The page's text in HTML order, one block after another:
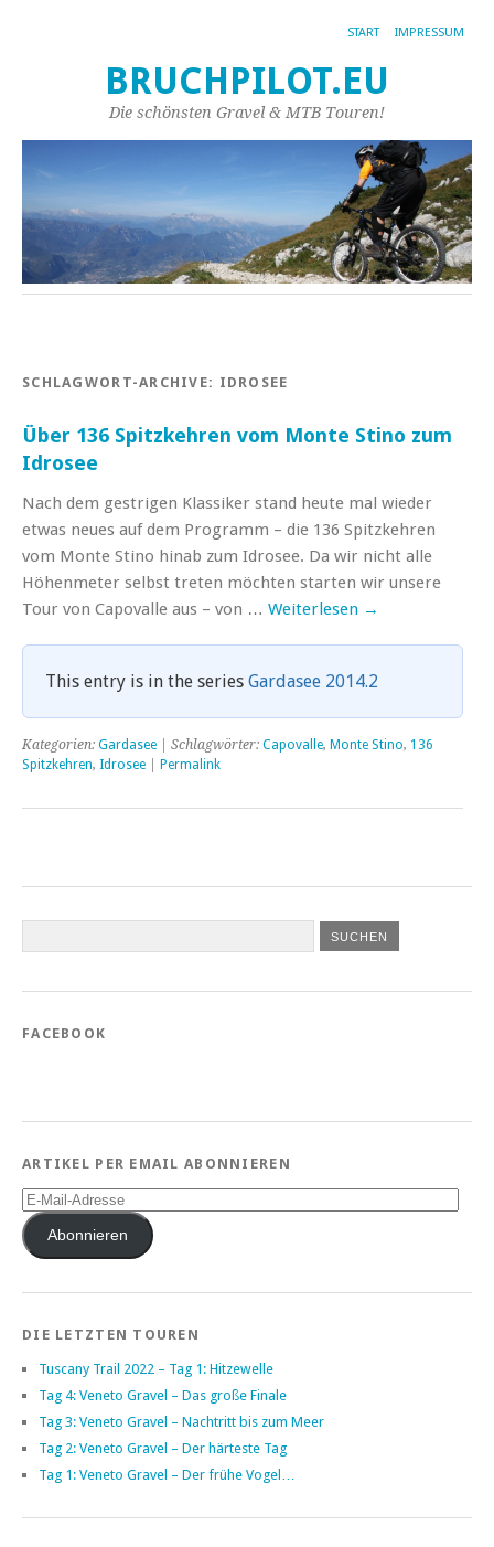
START IMPRESSUM
BRUCHPILOT.EU
Die schönsten Gravel & MTB Touren!
SCHLAGWORT-ARCHIVE: IDROSEE
Über 136 Spitzkehren vom Monte Stino zum
Idrosee
Nach dem gestrigen Klassiker stand heute mal wieder
etwas neues auf dem Programm – die 136 Spitzkehren
vom Monte Stino hinab zum Idrosee. Da wir nicht alle
Höhenmeter selbst treten möchten starten wir unsere
Tour von Capovalle aus – von … Weiterlesen →
This entry is in the series Gardasee 2014.2
Kategorien: Gardasee | Schlagwörter: Capovalle, Monte Stino, 136
Spitzkehren, Idrosee Permalink
FACEBOOK
ARTIKEL PER EMAIL ABONNIEREN
E-
Mail-
AdresseAbonnieren
DIE LETZTEN TOUREN
Tuscany Trail 2022 – Tag 1: Hitzewelle
Tag 4: Veneto Gravel – Das große Finale
Tag 3: Veneto Gravel – Nachtritt bis zum Meer
Tag 2: Veneto Gravel – Der härteste Tag
Tag 1: Veneto Gravel – Der frühe Vogel…